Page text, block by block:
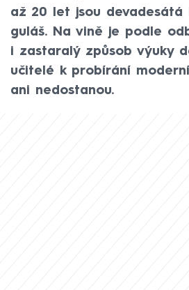
až 20 let jsou devadesátá
guláš. Na vině je podle
i zastaralý způsob výuky
učitelé k probírání
ani nedostanou.